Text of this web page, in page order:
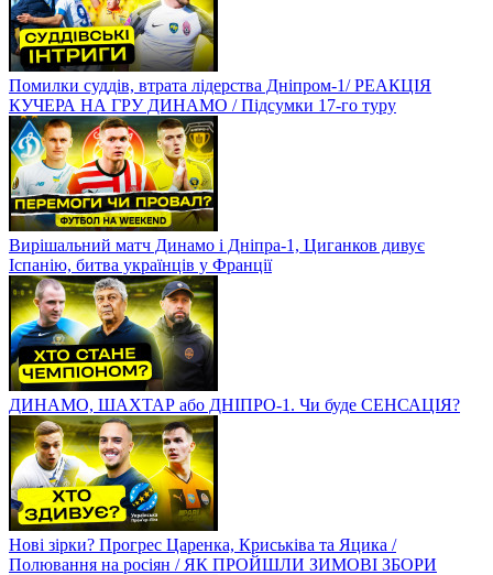
Помилки суддів, втрата лідерства Дніпром-1/ РЕАКЦІЯ
КУЧЕРА НА ГРУ ДИНАМО / Підсумки 17-го туру
Вирішальний матч Динамо і Дніпра-1, Циганков дивує
Іспанію, битва українців у Франції
ДИНАМО, ШАХТАР або ДНІПРО-1. Чи буде СЕНСАЦІЯ?
Нові зірки? Прогрес Царенка, Криськіва та Яцика /
Полювання на росіян / ЯК ПРОЙШЛИ ЗИМОВІ ЗБОРИ